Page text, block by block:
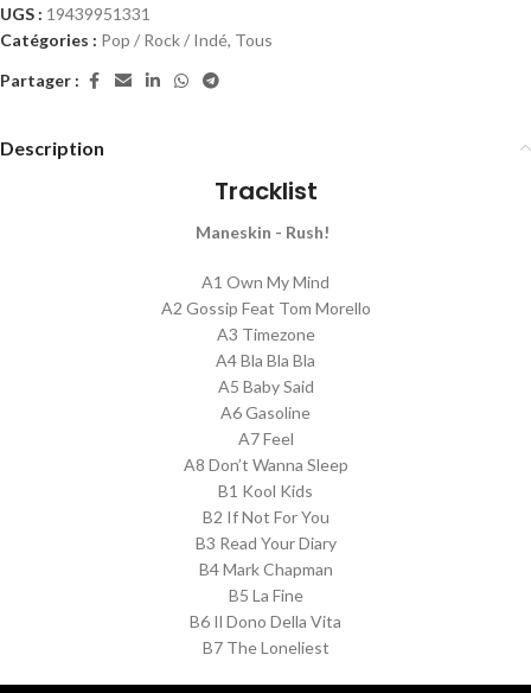
UGS : 19439951331
Catégories : Pop / Rock / Indé, Tous
Partager :
Description
Tracklist
Maneskin - Rush!
A1 Own My Mind
A2 Gossip Feat Tom Morello
A3 Timezone
A4 Bla Bla Bla
A5 Baby Said
A6 Gasoline
A7 Feel
A8 Don’t Wanna Sleep
B1 Kool Kids
B2 If Not For You
B3 Read Your Diary
B4 Mark Chapman
B5 La Fine
B6 Il Dono Della Vita
B7 The Loneliest